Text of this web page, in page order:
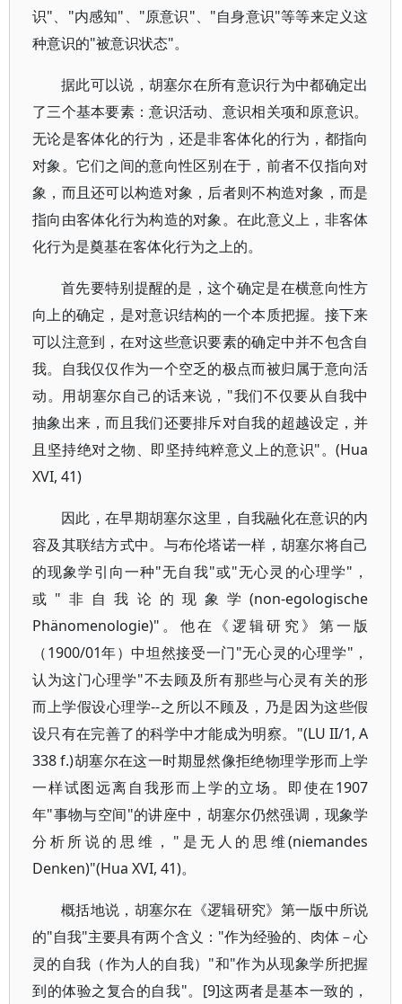
识"、"内感知"、"原意识"、"自身意识"等等来定义这
种意识的"被意识状态"。
据此可以说，胡塞尔在所有意识行为中都确定出
了三个基本要素：意识活动、意识相关项和原意识。
无论是客体化的行为，还是非客体化的行为，都指向
对象。它们之间的意向性区别在于，前者不仅指向对
象，而且还可以构造对象，后者则不构造对象，而是
指向由客体化行为构造的对象。在此意义上，非客体
化行为是奠基在客体化行为之上的。
首先要特别提醒的是，这个确定是在横意向性方
向上的确定，是对意识结构的一个本质把握。接下来
可以注意到，在对这些意识要素的确定中并不包含自
我。自我仅仅作为一个空乏的极点而被归属于意向活
动。用胡塞尔自己的话来说，"我们不仅要从自我中
抽象出来，而且我们还要排斥对自我的超越设定，并
且坚持绝对之物、即坚持纯粹意义上的意识"。(Hua
XVI, 41)
因此，在早期胡塞尔这里，自我融化在意识的内
容及其联结方式中。与布伦塔诺一样，胡塞尔将自己
的现象学引向一种"无自我"或"无心灵的心理学"，
或"非自我论的现象学(non-egologische
Phänomenologie)"。他在《逻辑研究》第一版
（1900/01年）中坦然接受一门"无心灵的心理学"，
认为这门心理学"不去顾及所有那些与心灵有关的形
而上学假设心理学--之所以不顾及，乃是因为这些假
设只有在完善了的科学中才能成为明察。"(LU II/1, A
338 f.)胡塞尔在这一时期显然像拒绝物理学形而上学
一样试图远离自我形而上学的立场。即使在1907
年"事物与空间"的讲座中，胡塞尔仍然强调，现象学
分析所说的思维，"是无人的思维(niemandes
Denken)"(Hua XVI, 41)。
概括地说，胡塞尔在《逻辑研究》第一版中所说
的"自我"主要具有两个含义："作为经验的、肉体－心
灵的自我（作为人的自我）"和"作为从现象学所把握
到的体验之复合的自我"。[9]这两者是基本一致的，